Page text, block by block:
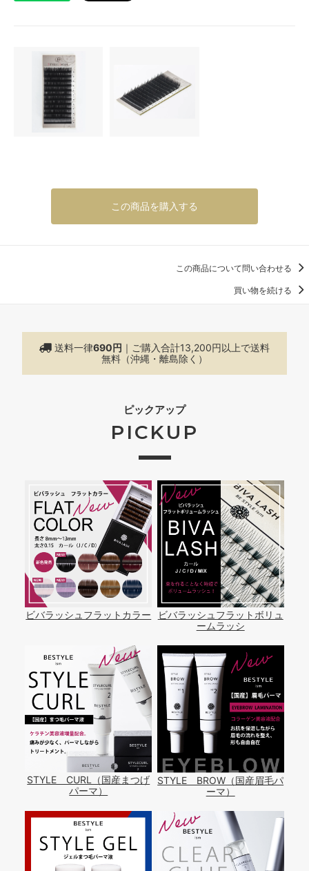
この商品を購入する
この商品について問い合わせる
買い物を続ける
送料一律690円 ｜ご購入合計13,200円以上で送料
無料（沖縄・離島除く）
ピックアップ
PICKUP
ビバラッシュフラットカラー
ビバラッシュフラットボリュ
ームラッシ
STYLE CURL（国産まつげ
パーマ）
STYLE BROW（国産眉毛パ
ーマ）